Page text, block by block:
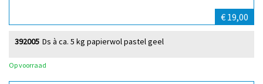
€ 19,00
Ds à ca. 5 kg papierwol pastel geel
392005
Op voorraad